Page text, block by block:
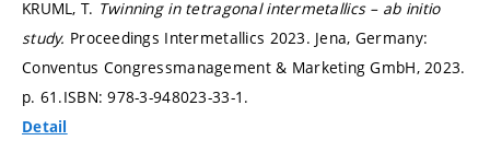
KRUML, T. Twinning in tetragonal intermetallics – ab initio
study. Proceedings Intermetallics 2023. Jena, Germany:
Conventus Congressmanagement & Marketing GmbH, 2023.
p. 61.ISBN: 978-3-948023-33-1.
Detail